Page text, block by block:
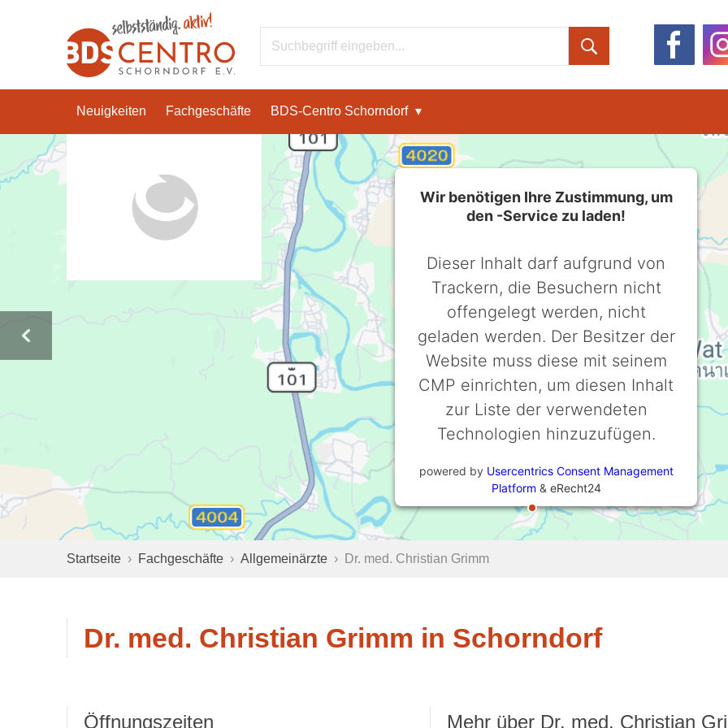
Neuigkeiten Fachgeschäfte BDS-Centro Schorndorf
Wir benötigen Ihre Zustimmung, um
den -Service zu laden!
Dieser Inhalt darf aufgrund von
Trackern, die Besuchern nicht
offengelegt werden, nicht
geladen werden. Der Besitzer der
Website muss diese mit seinem
CMP einrichten, um diesen Inhalt
zur Liste der verwendeten
Technologien hinzuzufügen.
powered by Usercentrics Consent Management
Platform & eRecht24
Startseite Fachgeschäfte Allgemeinärzte Dr. med. Christian Grimm
Dr. med. Christian Grimm in Schorndorf
Öffnungszeiten Mehr über Dr. med. Christian